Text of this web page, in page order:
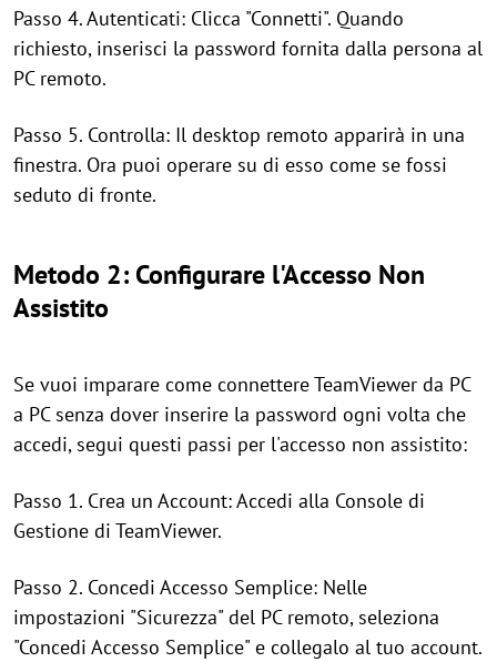
Passo 4. Autenticati: Clicca "Connetti". Quando
richiesto, inserisci la password fornita dalla persona al
PC remoto.
Passo 5. Controlla: Il desktop remoto apparirà in una
finestra. Ora puoi operare su di esso come se fossi
seduto di fronte.
Metodo 2: Configurare l'Accesso Non
Assistito
Se vuoi imparare come connettere TeamViewer da PC
a PC senza dover inserire la password ogni volta che
accedi, segui questi passi per l'accesso non assistito:
Passo 1. Crea un Account: Accedi alla Console di
Gestione di TeamViewer.
Passo 2. Concedi Accesso Semplice: Nelle
impostazioni "Sicurezza" del PC remoto, seleziona
"Concedi Accesso Semplice" e collegalo al tuo account.